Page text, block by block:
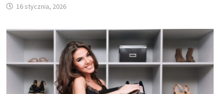
16 stycznia, 2026